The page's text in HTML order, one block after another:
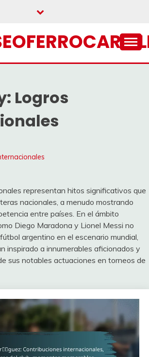
Logros
representan hitos significativos que
nacionales, a menudo mostrando
entre países. En el ámbito
Diego Maradona y Lionel Messi no
argentino en el escenario mundial,
inspirado a innumerables aficionados y
sus notables actuaciones en torneos de